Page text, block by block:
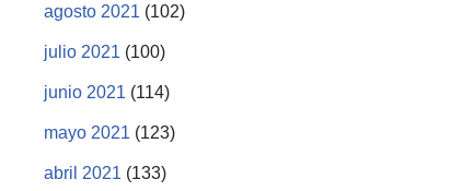
agosto 2021 (102)
julio 2021 (100)
junio 2021 (114)
mayo 2021 (123)
abril 2021 (133)